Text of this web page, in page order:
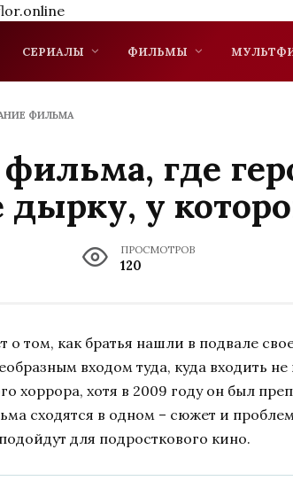
СЕРИАЛЫ ФИЛЬМЫ
ФИЛЬМА
где
дырку, у
ПРОСМОТРОВ
120
о том, как братья нашли в подвале
входом туда, куда входить
хоррора, хотя в 2009 году он был
сходятся в одном – сюжет и
для подросткового кино.